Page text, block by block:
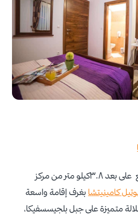
فندق ممتاز 3 نجوم يقع على بعد ٣.٨كيلو متر من مركز
كامينيتشا بغرف إقامة واسعة
متميزة على جبل بلجيسسفيكا،